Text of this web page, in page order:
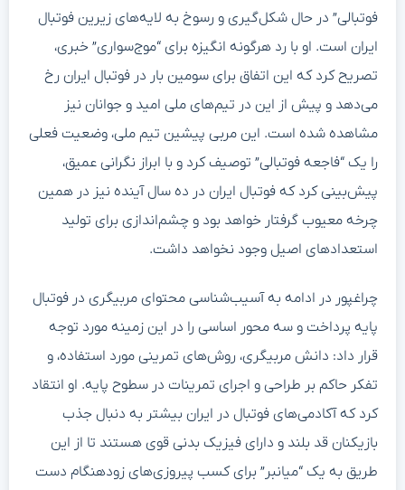
فوتبالی” در حال شکل‌گیری و رسوخ به لایه‌های زیرین فوتبال
ایران است. او با رد هرگونه انگیزه برای “موج‌سواری” خبری،
تصریح کرد که این اتفاق برای سومین بار در فوتبال ایران رخ
می‌دهد و پیش از این در تیم‌های ملی امید و جوانان نیز
مشاهده شده است. این مربی پیشین تیم ملی، وضعیت فعلی
را یک “فاجعه فوتبالی” توصیف کرد و با ابراز نگرانی عمیق،
پیش‌بینی کرد که فوتبال ایران در ده سال آینده نیز در همین
چرخه معیوب گرفتار خواهد بود و چشم‌اندازی برای تولید
استعدادهای اصیل وجود نخواهد داشت.
چراغپور در ادامه به آسیب‌شناسی محتوای مربیگری در فوتبال
پایه پرداخت و سه محور اساسی را در این زمینه مورد توجه
قرار داد: دانش مربیگری، روش‌های تمرینی مورد استفاده، و
تفکر حاکم بر طراحی و اجرای تمرینات در سطوح پایه. او انتقاد
کرد که آکادمی‌های فوتبال در ایران بیشتر به دنبال جذب
بازیکنان قد بلند و دارای فیزیک بدنی قوی هستند تا از این
طریق به یک “میانبر” برای کسب پیروزی‌های زودهنگام دست